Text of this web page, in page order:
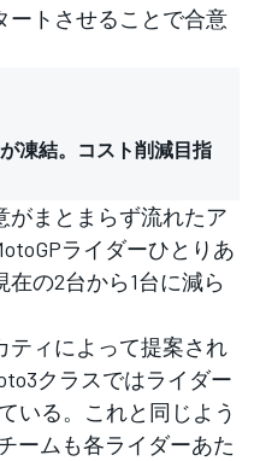
ートさせることで合意
凍結。コスト削減目指
まとまらず流れたア
ライダーひとりあ
の2台から1台に減ら
ィによって提案され
クラスではライダー
いる。これと同じよう
ームも各ライダーあた